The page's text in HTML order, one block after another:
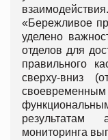
«Бережливое
уделено
отделов для
правильного
сверху-вниз
результатам
мониторинга